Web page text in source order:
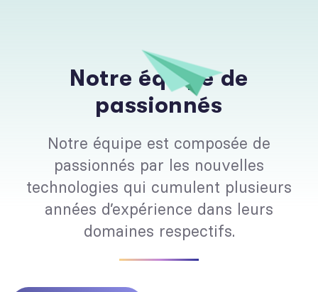
Notre équipe de
passionnés
Notre équipe est composée de
passionnés par les nouvelles
technologies qui cumulent plusieurs
années d’expérience dans leurs
domaines respectifs.